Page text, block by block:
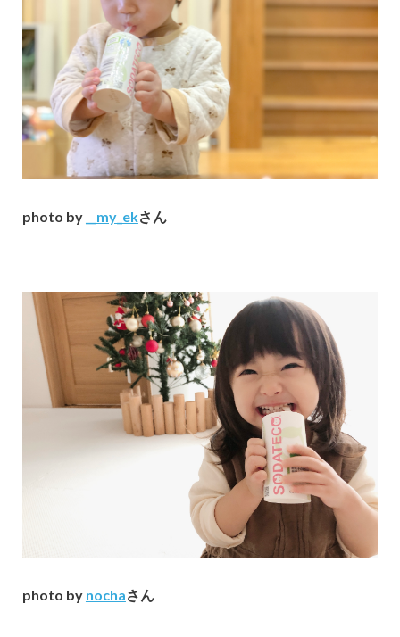
photo by __my_ekさん
photo by nochaさん